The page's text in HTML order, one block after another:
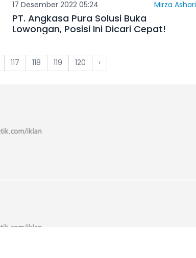
17 Desember 2022 05:24 Mirza Ashari
PT. Angkasa Pura Solusi Buka
Lowongan, Posisi Ini Dicari Cepat!
117 118 119 120 ›